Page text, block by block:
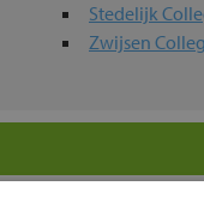
Stedelijk
Zwijsen